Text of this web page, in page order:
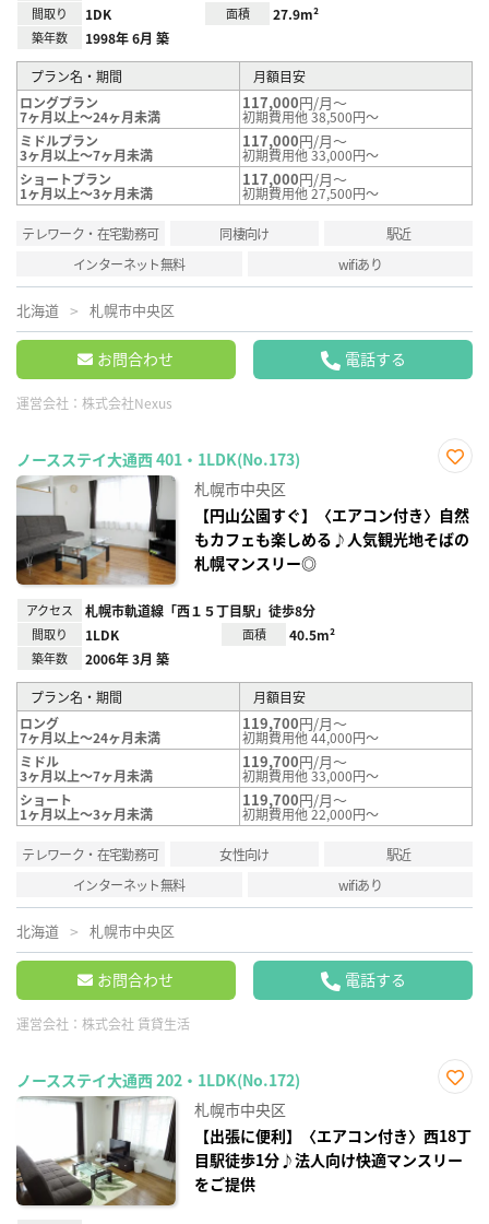
間取り 1DK 面積 27.9m²
築年数 1998年 6月 築
プラン名・期間
月額目安
ロングプラン
7ヶ月以上～24ヶ月未満
117,000円/月～
初期費用他 38,500円～
ミドルプラン
3ヶ月以上～7ヶ月未満
117,000円/月～
初期費用他 33,000円～
ショートプラン
1ヶ月以上～3ヶ月未満
117,000円/月～
初期費用他 27,500円～
テレワーク・在宅勤務可 同棲向け
駅近
インターネット無料
wifiあり
北海道 札幌市中央区
お問合わせ 電話する
運営会社： 株式会社Nexus
ノースステイ大通西 401・1LDK(No.173)
り登
録
札幌市中央区
【円山公園すぐ】〈エアコン付き〉自然
もカフェも楽しめる♪人気観光地そばの
札幌マンスリー◎
アクセス 札幌市軌道線「西１５丁目駅」徒歩8分
間取り 1LDK 面積 40.5m²
築年数 2006年 3月 築
プラン名・期間
月額目安
ロング
7ヶ月以上～24ヶ月未満
119,700円/月～
初期費用他 44,000円～
ミドル
3ヶ月以上～7ヶ月未満
119,700円/月～
初期費用他 33,000円～
ショート
1ヶ月以上～3ヶ月未満
119,700円/月～
初期費用他 22,000円～
テレワーク・在宅勤務可 女性向け
駅近
インターネット無料
wifiあり
北海道 札幌市中央区
お問合わせ 電話する
運営会社： 株式会社 賃貸生活
ノースステイ大通西 202・1LDK(No.172)
り登
録
札幌市中央区
【出張に便利】〈エアコン付き〉西18丁
目駅徒歩1分♪法人向け快適マンスリー
をご提供